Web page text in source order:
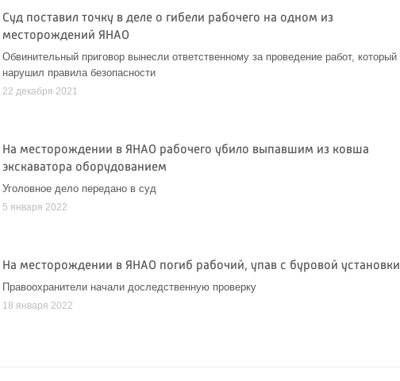
Суд поставил точку в деле о гибели рабочего на одном из
месторождений ЯНАО
Обвинительный приговор вынесли ответственному за проведение работ, который
нарушил правила безопасности
22 декабря 2021
На месторождении в ЯНАО рабочего убило выпавшим из ковша
экскаватора оборудованием
Уголовное дело передано в суд
5 января 2022
На месторождении в ЯНАО погиб рабочий, упав с буровой установки
Правоохранители начали доследственную проверку
18 января 2022